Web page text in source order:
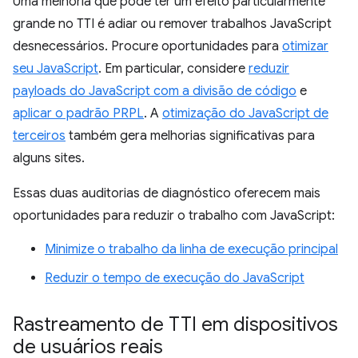
grande no TTI é adiar ou remover trabalhos JavaScript
desnecessários. Procure oportunidades para otimizar
seu JavaScript. Em particular, considere reduzir
payloads do JavaScript com a divisão de código e
aplicar o padrão PRPL. A otimização do JavaScript de
terceiros também gera melhorias significativas para
alguns sites.
Essas duas auditorias de diagnóstico oferecem mais
oportunidades para reduzir o trabalho com JavaScript:
Minimize o trabalho da linha de execução principal
Reduzir o tempo de execução do JavaScript
Rastreamento de TTI em dispositivos
de usuários reais